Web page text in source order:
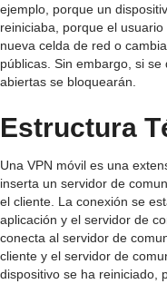
ejemplo, porque un
reiniciaba, porque el
nueva celda de red o
públicas. Sin embargo, si
abiertas se bloquearán.
Estructura
Una VPN móvil es una
inserta un servidor de
el cliente. La conexión se
aplicación y el servidor de
conecta al servidor de
cliente y el servidor de
dispositivo se ha reiniciado,